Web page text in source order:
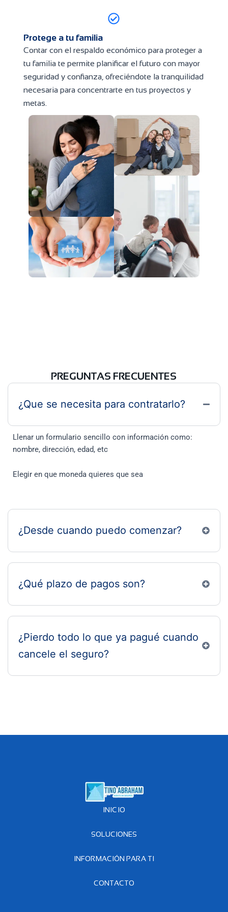
Protege a tu familia
Contar con el respaldo económico para proteger a
tu familia te permite planificar el futuro con mayor
seguridad y confianza, ofreciéndote la tranquilidad
necesaria para concentrarte en tus proyectos y
metas.
PREGUNTAS FRECUENTES
¿Que se necesita para contratarlo?
Llenar un formulario sencillo con información como:
nombre, dirección, edad, etc
Elegir en que moneda quieres que sea
¿Desde cuando puedo comenzar?
¿Qué plazo de pagos son?
¿Pierdo todo lo que ya pagué cuando
cancele el seguro?
INICIO
SOLUCIONES
INFORMACIÓN PARA TI
CONTACTO